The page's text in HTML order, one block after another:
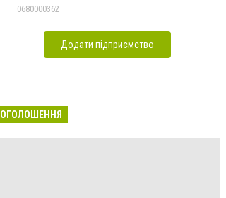
0680000362
Додати підприємство
ОГОЛОШЕННЯ